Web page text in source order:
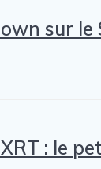
sur le
: le